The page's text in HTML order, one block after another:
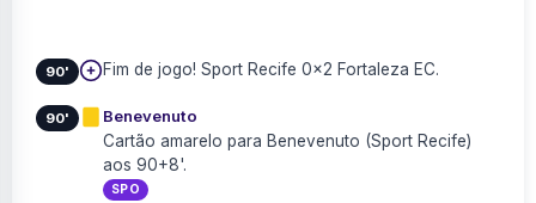
90' Fim de jogo! Sport Recife 0×2 Fortaleza EC.
90'
Benevenuto
Cartão amarelo para Benevenuto (Sport Recife)
aos 90+8'.
SPO